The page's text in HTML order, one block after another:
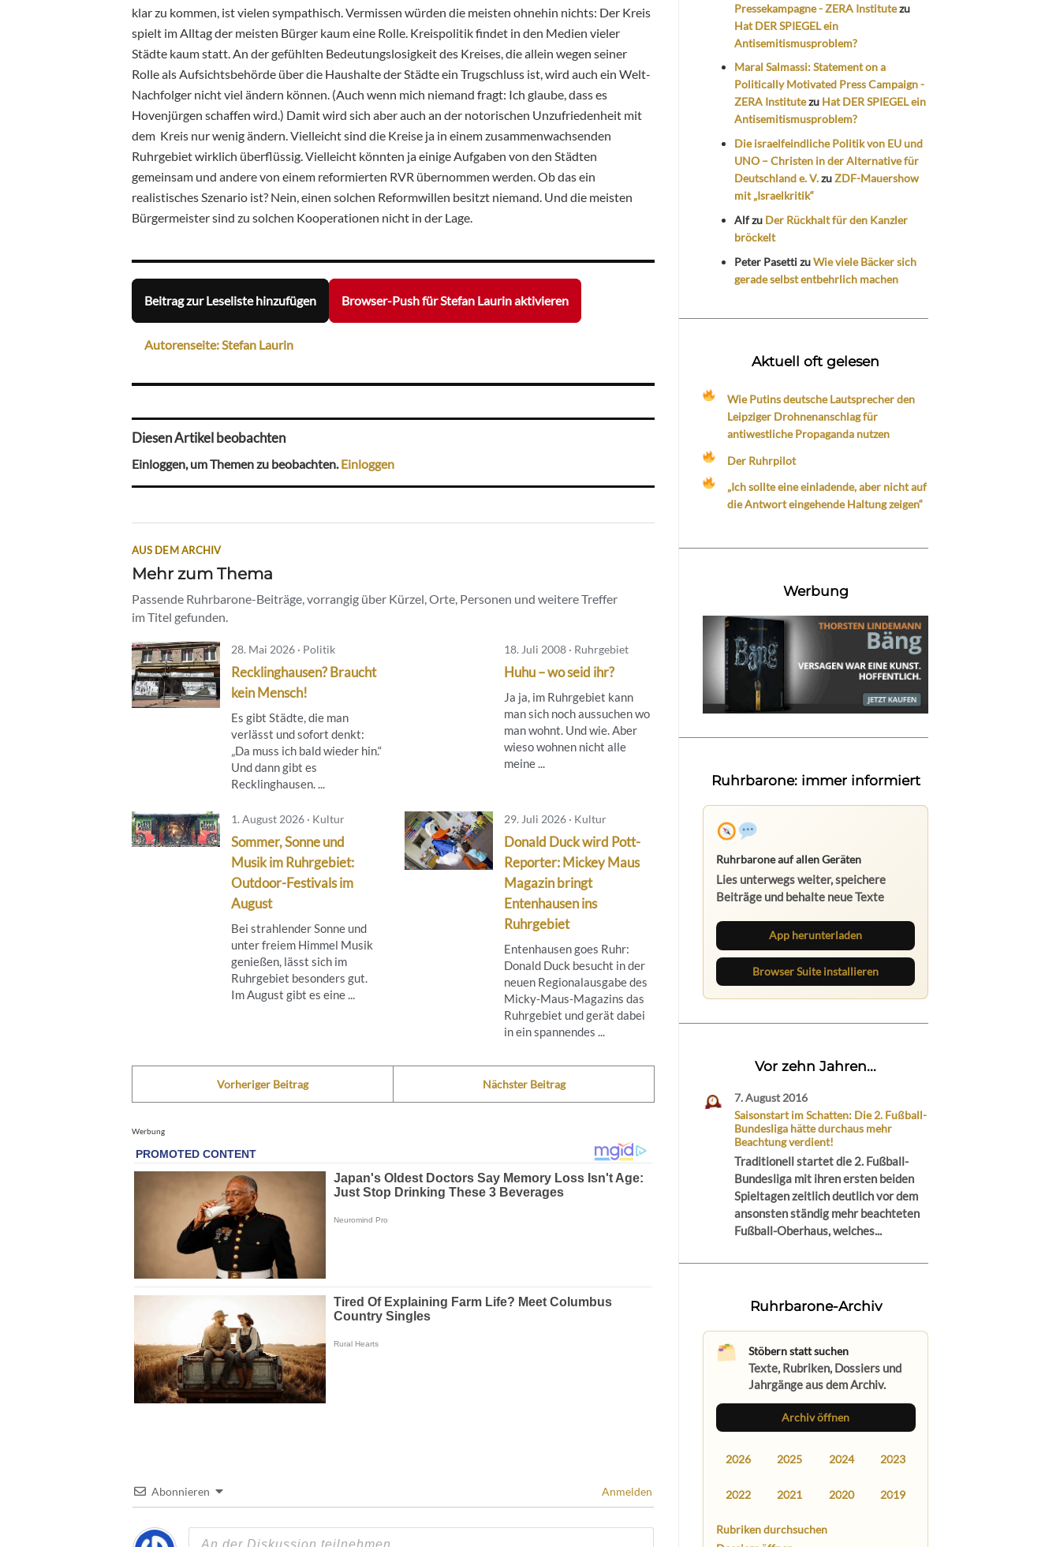
klar zu kommen, ist vielen sympathisch. Vermissen würden die meisten ohnehin nichts: Der Kreis
spielt im Alltag der meisten Bürger kaum eine Rolle. Kreispolitik findet in den Medien vieler
Städte kaum statt. An der gefühlten Bedeutungslosigkeit des Kreises, die allein wegen seiner
Rolle als Aufsichtsbehörde über die Haushalte der Städte ein Trugschluss ist, wird auch ein Welt-
Nachfolger nicht viel ändern können. (Auch wenn mich niemand fragt: Ich glaube, dass es
Hovenjürgen schaffen wird.) Damit wird sich aber auch an der notorischen Unzufriedenheit mit
dem Kreis nur wenig ändern. Vielleicht sind die Kreise ja in einem zusammenwachsenden
Ruhrgebiet wirklich überflüssig. Vielleicht könnten ja einige Aufgaben von den Städten
gemeinsam und andere von einem reformierten RVR übernommen werden. Ob das ein
realistisches Szenario ist? Nein, einen solchen Reformwillen besitzt niemand. Und die meisten
Bürgermeister sind zu solchen Kooperationen nicht in der Lage.
Beitrag zur Leseliste hinzufügen Browser-Push für Stefan Laurin aktivieren
Autorenseite: Stefan Laurin
Diesen Artikel beobachten
Einloggen, um Themen zu beobachten.Einloggen
AUS DEM ARCHIV
Mehr zum Thema
Passende Ruhrbarone-Beiträge, vorrangig über Kürzel, Orte, Personen und weitere Treffer
im Titel gefunden.
28. Mai 2026 · Politik
Recklinghausen? Braucht
kein Mensch!
Es gibt Städte, die man
verlässt und sofort denkt:
„Da muss ich bald wieder hin.“
Und dann gibt es
Recklinghausen. ...
18. Juli 2008 · Ruhrgebiet
Huhu – wo seid ihr?
Ja ja, im Ruhrgebiet kann
man sich noch aussuchen wo
man wohnt. Und wie. Aber
wieso wohnen nicht alle
meine ...
1. August 2026 · Kultur
Sommer, Sonne und
Musik im Ruhrgebiet:
Outdoor-Festivals im
August
Bei strahlender Sonne und
unter freiem Himmel Musik
genießen, lässt sich im
Ruhrgebiet besonders gut.
Im August gibt es eine ...
29. Juli 2026 · Kultur
Donald Duck wird Pott-
Reporter: Mickey Maus
Magazin bringt
Entenhausen ins
Ruhrgebiet
Entenhausen goes Ruhr:
Donald Duck besucht in der
neuen Regionalausgabe des
Micky‑Maus‑Magazins das
Ruhrgebiet und gerät dabei
in ein spannendes ...
Vorheriger Beitrag Nächster Beitrag
Werbung
Abonnieren Anmelden
Pressekampagne - ZERA Institutezu
Hat DER SPIEGEL ein
Antisemitismusproblem?
Maral Salmassi: Statement on a
Politically Motivated Press Campaign -
ZERA Institutezu Hat DER SPIEGEL ein
Antisemitismusproblem?
Die israelfeindliche Politik von EU und
UNO – Christen in der Alternative für
Deutschland e. V.zuZDF-Mauershow
mit „Israelkritik“
Alfzu Der Rückhalt für den Kanzler
bröckelt
Peter PasettizuWie viele Bäcker sich
gerade selbst entbehrlich machen
Aktuell oft gelesen
Wie Putins deutsche Lautsprecher den
Leipziger Drohnenanschlag für
antiwestliche Propaganda nutzen
Der Ruhrpilot
„Ich sollte eine einladende, aber nicht auf
die Antwort eingehende Haltung zeigen“
Werbung
Ruhrbarone: immer informiert
Ruhrbarone auf allen Geräten
Lies unterwegs weiter, speichere
Beiträge und behalte neue Texte
App herunterladen
Browser Suite installieren
Vor zehn Jahren...
7. August 2016
Saisonstart im Schatten: Die 2. Fußball-
Bundesliga hätte durchaus mehr
Beachtung verdient!
Traditionell startet die 2. Fußball-
Bundesliga mit ihren ersten beiden
Spieltagen zeitlich deutlich vor dem
ansonsten ständig mehr beachteten
Fußball-Oberhaus, welches...
Ruhrbarone-Archiv
Stöbern statt suchen
Texte, Rubriken, Dossiers und
Jahrgänge aus dem Archiv.
Archiv öffnen
2026 2025 2024 2023
2022 2021 2020 2019
Rubriken durchsuchen